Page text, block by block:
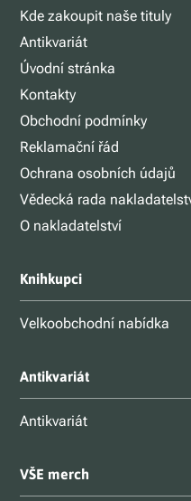
Kde zakoupit naše tituly
Antikvariát
Úvodní stránka
Kontakty
Obchodní podmínky
Reklamační řád
Ochrana osobních údajů
Vědecká rada
O nakladatelství
Knihkupci
Velkoobchodní nabídka
Antikvariát
Antikvariát
VŠE merch